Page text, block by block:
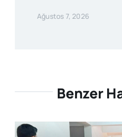
Ağustos 7, 2026
Benzer